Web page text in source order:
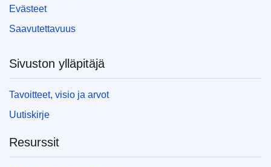
EDITION : c70e60f0-c9c2-11ed-a05c-01aa75ed71a1
EDITION : 081405c0-b780-11ed-8912-01aa75ed71a1
EDITION : 1e438cd1-9db8-11ed-b508-01aa75ed71a1
EDITION : da7cf3d9-5132-11ed-92ed-01aa75ed71a1
Evästeet
Saavutettavuus
Sivuston ylläpitäjä
Tavoitteet, visio ja arvot
Uutiskirje
Resurssit